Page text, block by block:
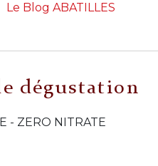
Le Blog ABATILLES
dégustation
- ZERO NITRATE